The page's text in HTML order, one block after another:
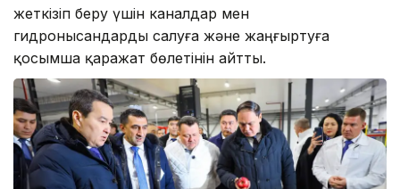
жеткізіп беру үшін каналдар мен
гидронысандарды салуға және жаңғыртуға
қосымша қаражат бөлетінін айтты.